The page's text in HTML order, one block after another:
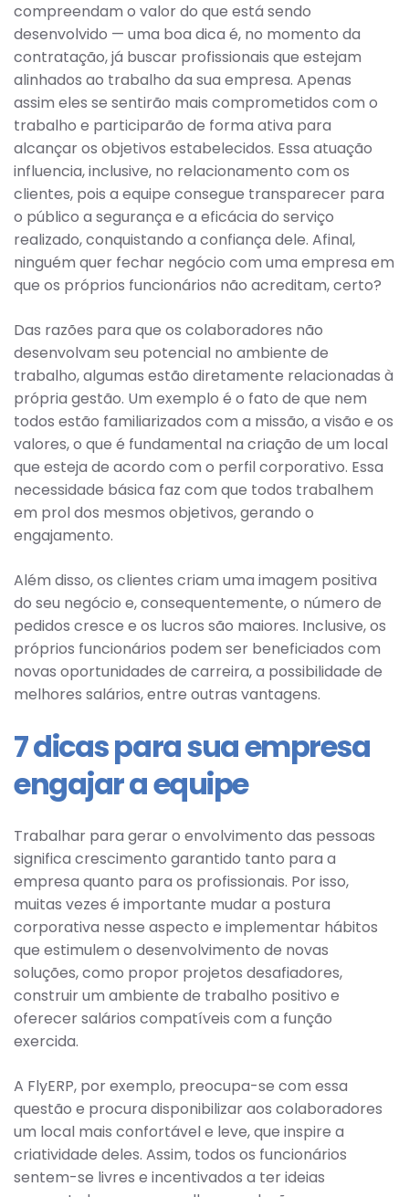
compreendam o valor do que está sendo
desenvolvido — uma boa dica é, no momento da
contratação, já buscar profissionais que estejam
alinhados ao trabalho da sua empresa. Apenas
assim eles se sentirão mais comprometidos com o
trabalho e participarão de forma ativa para
alcançar os objetivos estabelecidos. Essa atuação
influencia, inclusive, no relacionamento com os
clientes, pois a equipe consegue transparecer para
o público a segurança e a eficácia do serviço
realizado, conquistando a confiança dele. Afinal,
ninguém quer fechar negócio com uma empresa em
que os próprios funcionários não acreditam, certo?
Das razões para que os colaboradores não
desenvolvam seu potencial no ambiente de
trabalho, algumas estão diretamente relacionadas à
própria gestão. Um exemplo é o fato de que nem
todos estão familiarizados com a missão, a visão e os
valores, o que é fundamental na criação de um local
que esteja de acordo com o perfil corporativo. Essa
necessidade básica faz com que todos trabalhem
em prol dos mesmos objetivos, gerando o
engajamento.
Além disso, os clientes criam uma imagem positiva
do seu negócio e, consequentemente, o número de
pedidos cresce e os lucros são maiores. Inclusive, os
próprios funcionários podem ser beneficiados com
novas oportunidades de carreira, a possibilidade de
melhores salários, entre outras vantagens.
7 dicas para sua empresa
engajar a equipe
Trabalhar para gerar o envolvimento das pessoas
significa crescimento garantido tanto para a
empresa quanto para os profissionais. Por isso,
muitas vezes é importante mudar a postura
corporativa nesse aspecto e implementar hábitos
que estimulem o desenvolvimento de novas
soluções, como propor projetos desafiadores,
construir um ambiente de trabalho positivo e
oferecer salários compatíveis com a função
exercida.
A FlyERP, por exemplo, preocupa-se com essa
questão e procura disponibilizar aos colaboradores
um local mais confortável e leve, que inspire a
criatividade deles. Assim, todos os funcionários
sentem-se livres e incentivados a ter ideias